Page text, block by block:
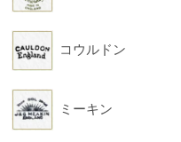
コウルドン
ミーキン